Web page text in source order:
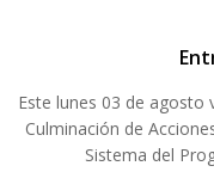
Este lunes 03 de agosto
Culminación de
Sistema del